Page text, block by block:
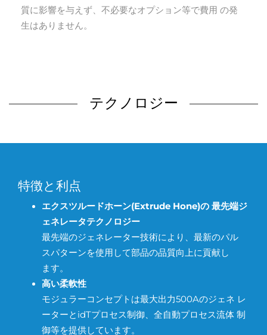
質に影響を与えず、不必要なオプション等で費用 の発
生はありません。
テクノロジー
特徴と利点
エクスツルードホーン(Extrude Hone)の 最先端ジ
ェネレータテクノロジー
最先端のジェネレーター技術により、最新のパル
スパターンを使用して部品の品質向上に貢献し
ます。
高い柔軟性
モジュラーコンセプトは最大出力500Aのジェネ レ
ーターとidTプロセス制御、全自動プロセス流体 制
御等を提供しています。